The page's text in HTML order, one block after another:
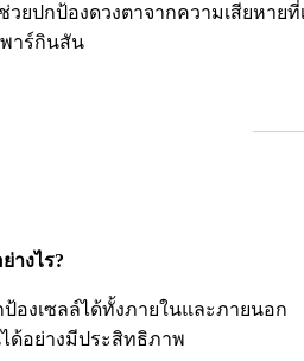
ยปกป้องดวงตาจากความเสียหาย
พาร์กินสัน
างไร?
องเซลล์ได้ทั้งภายในและภายนอก
ด้อย่างมีประสิทธิภาพ